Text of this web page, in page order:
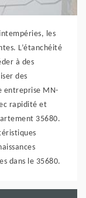
les
L’étanchéité
à des
des
entreprise MN-
rapidité et
35680.
dans le 35680.